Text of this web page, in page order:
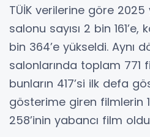
TÜİK verilerine göre 2025
salonu sayısı 2 bin 161’e,
bin 364’e yükseldi. Aynı
salonlarında toplam 771
bunların 417’si ilk defa
gösterime giren filmlerin
258’inin yabancı film